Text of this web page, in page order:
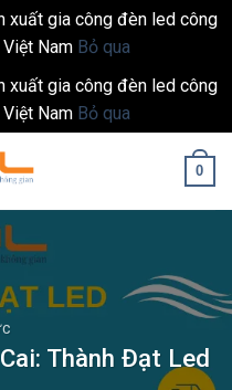
xuất gia công đèn led công
Nam Bỏ qua
xuất gia công đèn led công
Nam Bỏ qua
0
Thành Đạt Led